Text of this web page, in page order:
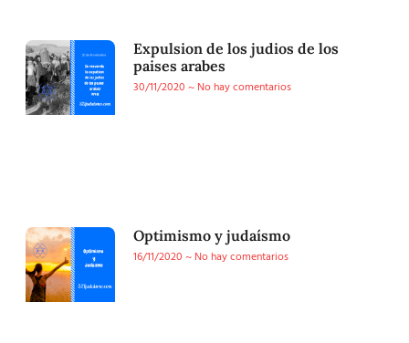
Expulsion de los judios de los
paises arabes
30/11/2020
No hay comentarios
Optimismo y judaísmo
16/11/2020
No hay comentarios